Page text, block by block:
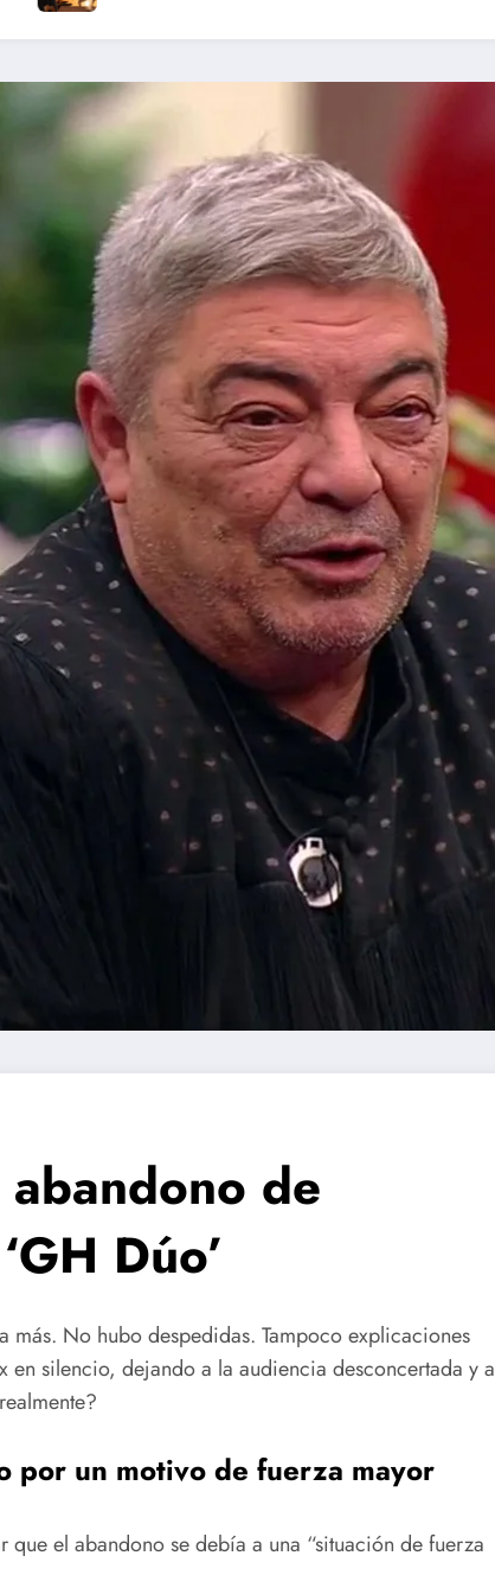
de
Dúo’
más. No hubo despedidas. Tampoco explicaciones
silencio, dejando a la audiencia desconcertada y a
por un motivo de fuerza mayor
el abandono se debía a una “situación de fuerza